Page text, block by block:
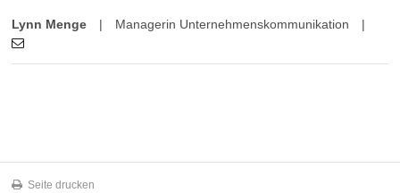
Lynn Menge | Managerin Unternehmenskommunikation |
Seite drucken